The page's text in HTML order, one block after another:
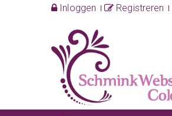
Inloggen Registreren